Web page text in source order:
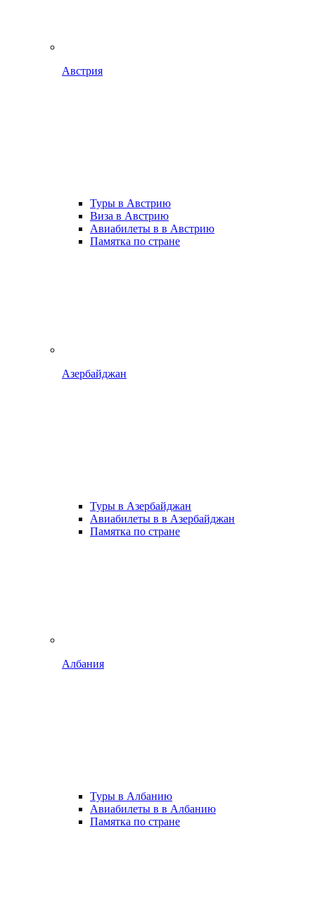
Австрия
Туры в Австрию
Виза в Австрию
Авиабилеты в в Австрию
Памятка по стране
Азербайджан
Туры в Азербайджан
Авиабилеты в в Азербайджан
Памятка по стране
Албания
Туры в Албанию
Авиабилеты в в Албанию
Памятка по стране